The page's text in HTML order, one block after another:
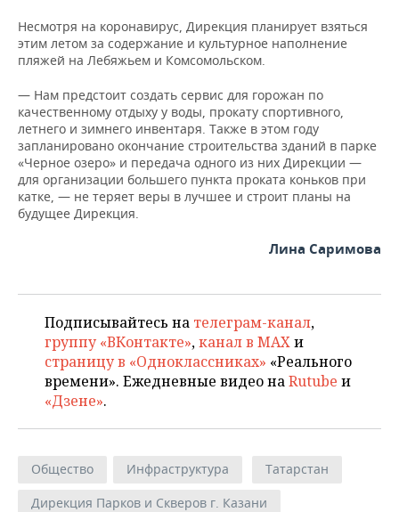
Несмотря на коронавирус, Дирекция планирует взяться
этим летом за содержание и культурное наполнение
пляжей на Лебяжьем и Комсомольском.
— Нам предстоит создать сервис для горожан по
качественному отдыху у воды, прокату спортивного,
летнего и зимнего инвентаря. Также в этом году
запланировано окончание строительства зданий в парке
«Черное озеро» и передача одного из них Дирекции —
для организации большего пункта проката коньков при
катке, — не теряет веры в лучшее и строит планы на
будущее Дирекция.
Лина Саримова
Подписывайтесь на телеграм-канал,
группу «ВКонтакте»,канал в MAXи
страницу в «Одноклассниках» «Реального
времени». Ежедневные видео наRutube и
«Дзене».
Общество Инфраструктура
Татарстан
Дирекция Парков и Скверов г. Казани